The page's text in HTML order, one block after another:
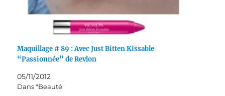
Maquillage # 89 : Avec Just Bitten Kissable
“Passionnée” de Revlon
05/11/2012
Dans "Beauté"